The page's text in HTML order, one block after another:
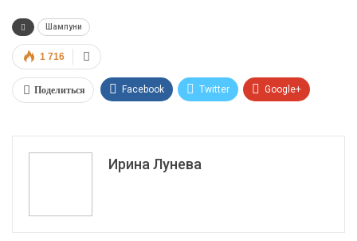
Шампуни
1 716
Поделиться Facebook Twitter Google+
Эл. адрес
Ирина Лунева